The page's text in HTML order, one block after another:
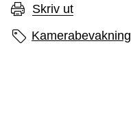
Skriv ut
Sidans etiketter
Kamerabevakning